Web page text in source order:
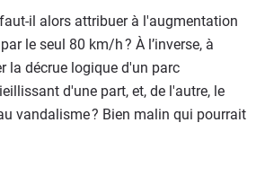
il alors attribuer à l'augmentation
le seul 80 km/h ? À l’inverse, à
la décrue logique d'un parc
d'une part, et, de l'autre, le
vandalisme ? Bien malin qui pourrait